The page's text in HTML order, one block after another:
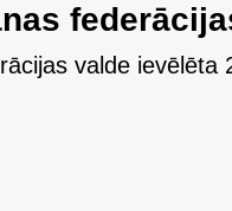
valde ievēlēta